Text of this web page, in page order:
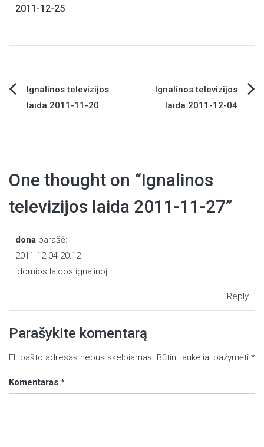
2011-12-25
Navigacija
Ignalinos televizijos
laida 2011-11-20
Ignalinos televizijos
laida 2011-12-04
One thought on “Ignalinos
televizijos laida 2011-11-27”
dona parašė:
2011-12-04 20:12
idomios laidos ignalinoj
Reply
Parašykite komentarą
El. pašto adresas nebus skelbiamas. Būtini laukeliai pažymėti *
Komentaras *